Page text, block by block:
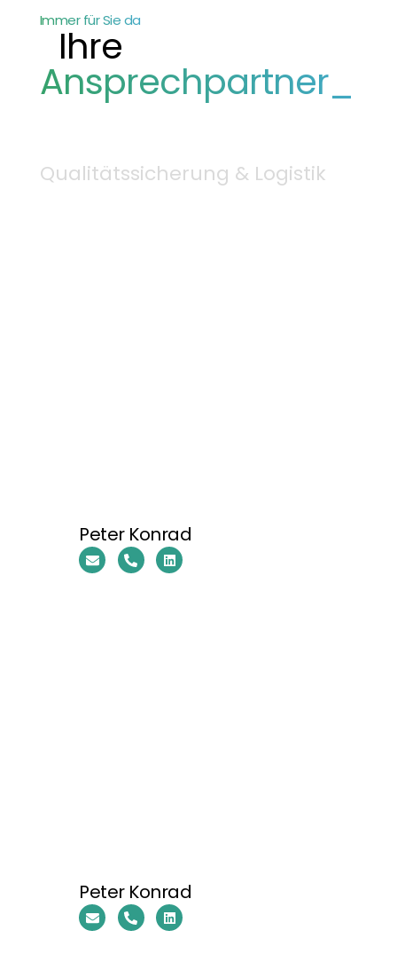
Immer für Sie da
Ihre
Ansprechpartner_
Qualitätssicherung & Logistik
Peter Konrad
Peter Konrad